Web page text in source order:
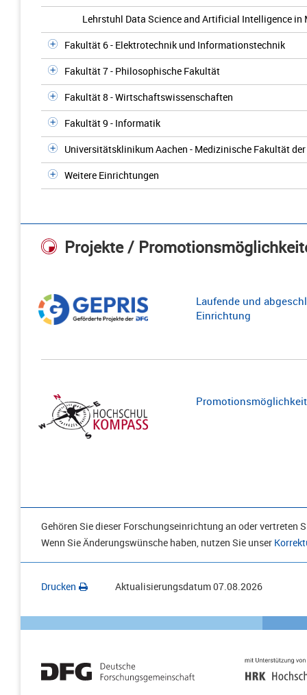
Lehrstuhl Data Science and Artificial Intelligence in
Fakultät 6 - Elektrotechnik und Informationstechnik
Fakultät 7 - Philosophische Fakultät
Fakultät 8 - Wirtschaftswissenschaften
Fakultät 9 - Informatik
Universitätsklinikum Aachen - Medizinische Fakultät der
Weitere Einrichtungen
Projekte /
Laufende und
Einrichtung
Gehören Sie dieser Forschungseinrichtung an oder vertreten
Wenn Sie Änderungswünsche haben, nutzen Sie unser
Drucken Aktualisierungsdatum07.08.2026